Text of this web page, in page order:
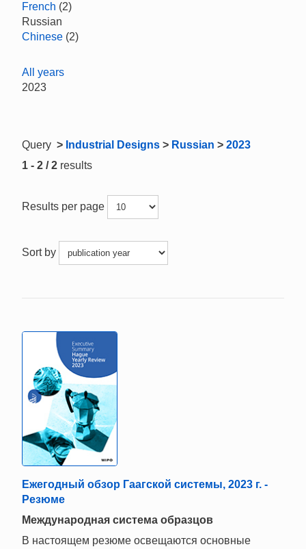
French (2)
Russian
Chinese (2)
All years
2023
Query > Industrial Designs > Russian > 2023
1 - 2 / 2 results
Results per page
Sort by
Ежегодный обзор Гаагской системы, 2023 г. -
Резюме
Mеждународная система образцов
В настоящем резюме освещаются основные